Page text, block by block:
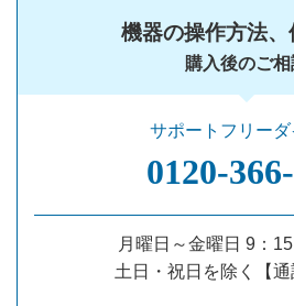
機器の操作方法
購入後のご相
サポートフリー
月曜日～金曜日 9：
土日・祝日を除く【通